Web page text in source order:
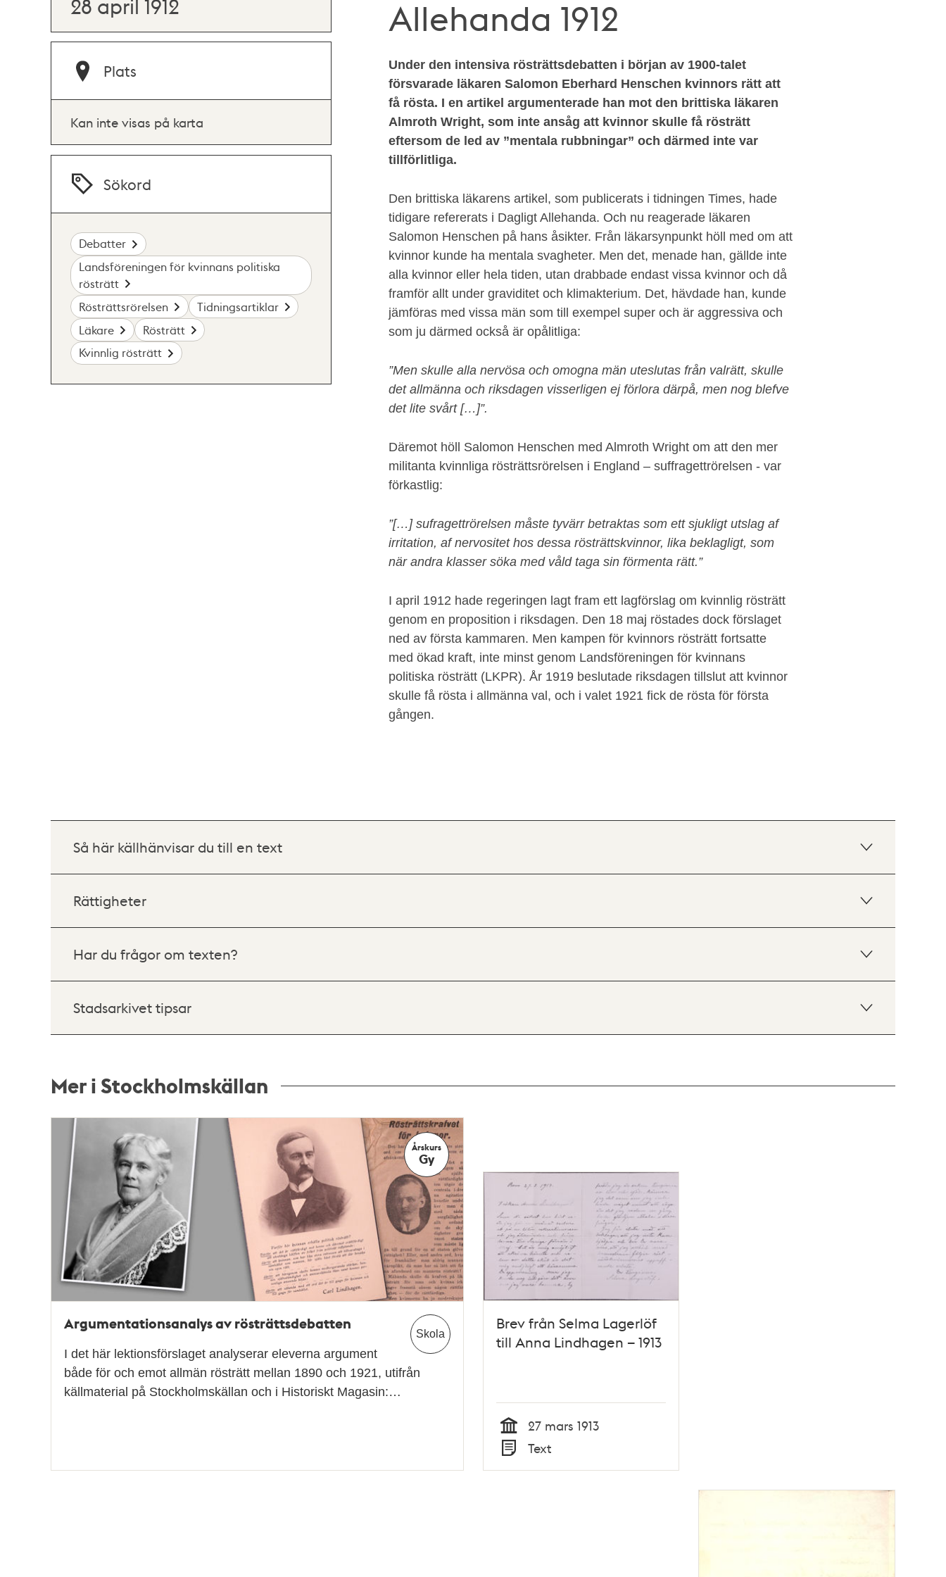
Allehanda 1912
Under den intensiva rösträttsdebatten i början av 1900-talet
försvarade läkaren Salomon Eberhard Henschen kvinnors rätt att
få rösta. I en artikel argumenterade han mot den brittiska läkaren
Almroth Wright, som inte ansåg att kvinnor skulle få rösträtt
eftersom de led av ”mentala rubbningar” och därmed inte var
tillförlitliga.
Den brittiska läkarens artikel, som publicerats i tidningen Times, hade
tidigare refererats i Dagligt Allehanda. Och nu reagerade läkaren
Salomon Henschen på hans åsikter. Från läkarsynpunkt höll med om att
kvinnor kunde ha mentala svagheter. Men det, menade han, gällde inte
alla kvinnor eller hela tiden, utan drabbade endast vissa kvinnor och då
framför allt under graviditet och klimakterium. Det, hävdade han, kunde
jämföras med vissa män som till exempel super och är aggressiva och
som ju därmed också är opålitliga:
”Men skulle alla nervösa och omogna män uteslutas från valrätt, skulle
det allmänna och riksdagen visserligen ej förlora därpå, men nog blefve
det lite svårt […]”.
Däremot höll Salomon Henschen med Almroth Wright om att den mer
militanta kvinnliga rösträttsrörelsen i England – suffragettrörelsen - var
förkastlig:
”[…] sufragettrörelsen måste tyvärr betraktas som ett sjukligt utslag af
irritation, af nervositet hos dessa rösträttskvinnor, lika beklagligt, som
när andra klasser söka med våld taga sin förmenta rätt.”
I april 1912 hade regeringen lagt fram ett lagförslag om kvinnlig rösträtt
genom en proposition i riksdagen. Den 18 maj röstades dock förslaget
ned av första kammaren. Men kampen för kvinnors rösträtt fortsatte
med ökad kraft, inte minst genom Landsföreningen för kvinnans
politiska rösträtt (LKPR). År 1919 beslutade riksdagen tillslut att kvinnor
skulle få rösta i allmänna val, och i valet 1921 fick de rösta för första
gången.
28 april 1912
Plats
Kan inte visas på karta
Sökord
Debatter
Landsföreningen för kvinnans politiska
rösträtt
Rösträttsrörelsen
Tidningsartiklar
Läkare
Rösträtt
Kvinnlig rösträtt
Så här källhänvisar du till en text
Rättigheter
Har du frågor om texten?
Stadsarkivet tipsar
Mer i Stockholmskällan
Relaterade
poster
teman
Årskurs
Gy
Skola
Argumentationsanalys av rösträttsdebatten
I det här lektionsförslaget analyserar eleverna argument
både för och emot allmän rösträtt mellan 1890 och 1921, utifrån
källmaterial på Stockholmskällan och i Historiskt Magasin:…
Brev från Selma Lagerlöf
till Anna Lindhagen – 1913
Tid
27 mars 1913
Typ
Text